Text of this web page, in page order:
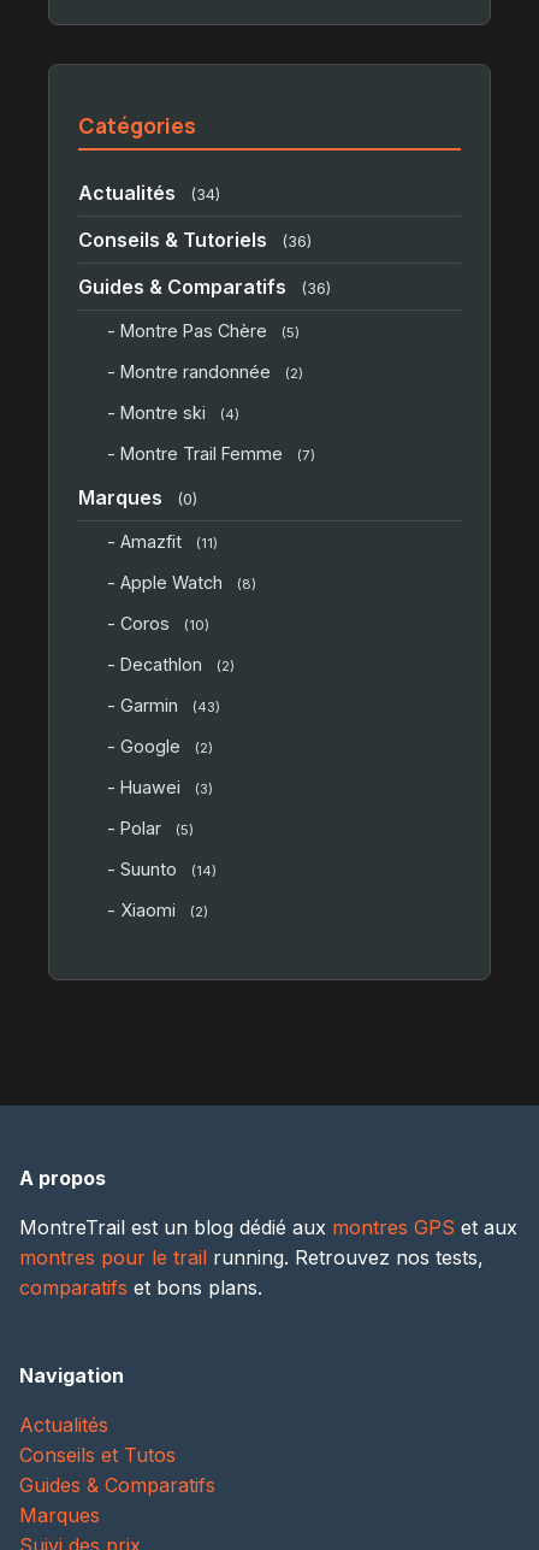
Catégories
Actualités (34)
Conseils & Tutoriels (36)
Guides & Comparatifs (36)
- Montre Pas Chère (5)
- Montre randonnée (2)
- Montre ski (4)
- Montre Trail Femme (7)
Marques (0)
- Amazfit (11)
- Apple Watch (8)
- Coros (10)
- Decathlon (2)
- Garmin (43)
- Google (2)
- Huawei (3)
- Polar (5)
- Suunto (14)
- Xiaomi (2)
A propos
MontreTrail est un blog dédié aux montres GPS et aux
montres pour le trail running. Retrouvez nos tests,
comparatifs et bons plans.
Navigation
Actualités
Conseils et Tutos
Guides & Comparatifs
Marques
Suivi des prix